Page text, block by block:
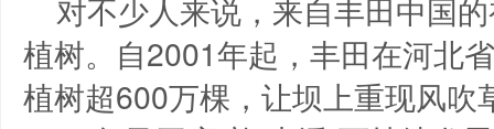
对不少人来说，来自丰田中国
植树。自2001年起，丰田在河北
植树超600万棵，让坝上重现风